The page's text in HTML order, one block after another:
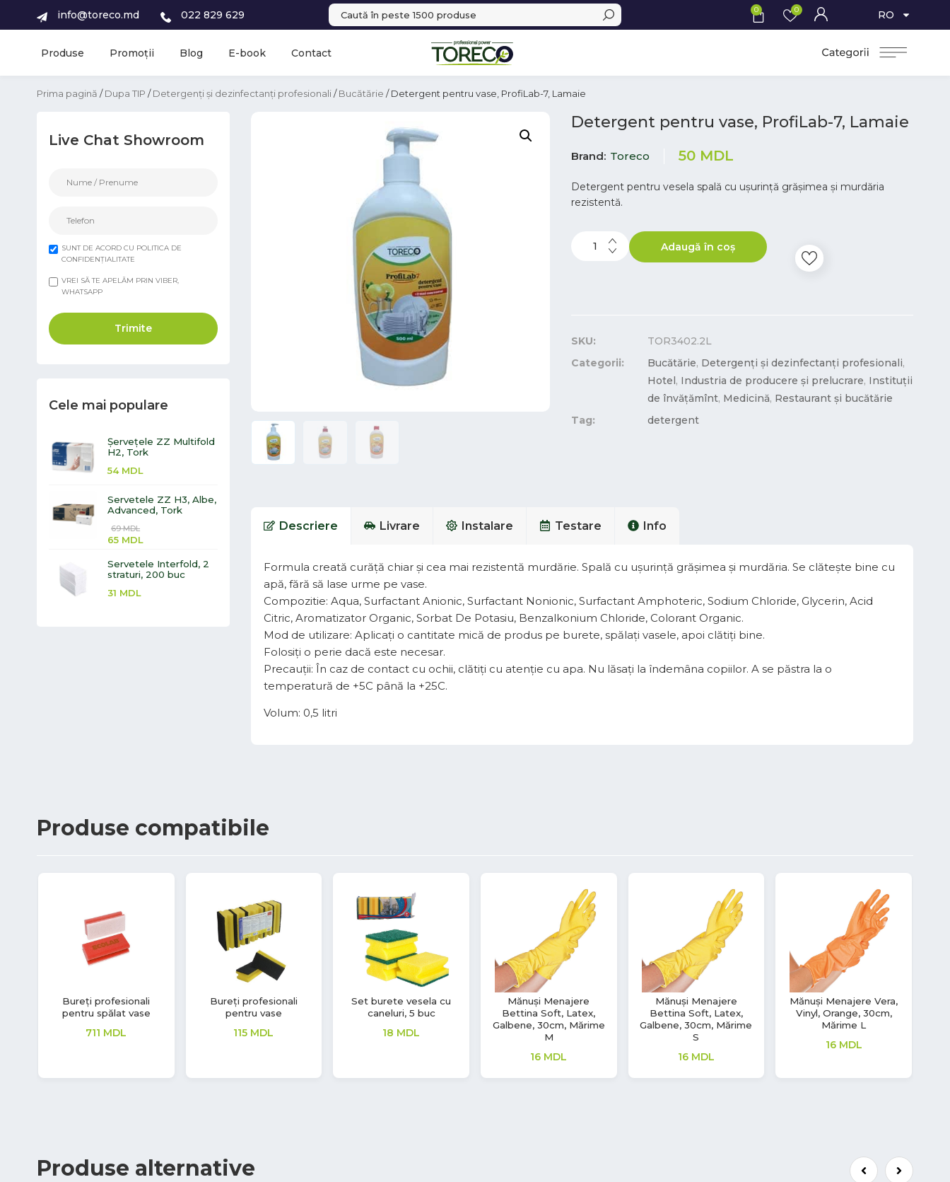
info@toreco.md 022 829 629 0 0 RO
Produse Promoții Blog E-book Contact
Prima pagină /Dupa TIP /Detergenți și dezinfectanți profesionali/Bucătărie / Detergent pentru vase, ProfiLab-7, Lamaie
Live Chat Showroom
SUNT DE ACORD CU POLITICA DE
CONFIDENȚIALITATE
VREI SĂ TE APELĂM PRIN VIBER,
WHATSAPP
Trimite
Cele mai populare
Șervețele ZZ Multifold
H2, Tork
54 MDL
Servetele ZZ H3, Albe,
Advanced, Tork
69MDL
65 MDL
Servetele Interfold, 2
straturi, 200 buc
31 MDL
Detergent pentru vase, ProfiLab-7, Lamaie
Brand Toreco 50 MDL
Detergent pentru vesela spală cu ușurință grășimea și murdăria
rezistentă.
Adaugă în coș
SKU:
TOR3402.2L
Categorii:
Bucătărie, Detergenți și dezinfectanți profesionali,
Hotel, Industria de producere și prelucrare, Instituții
de învățămînt, Medicină, Restaurant și bucătărie
Tag:
detergent
Descriere Livrare Instalare Testare Info
Formula creată curăță chiar și cea mai rezistentă murdărie. Spală cu ușurință grășimea și murdăria. Se clătește bine cu
apă, fără să lase urme pe vase.
Compozitie: Aqua, Surfactant Anionic, Surfactant Nonionic, Surfactant Amphoteric, Sodium Chloride, Glycerin, Acid
Citric, Aromatizator Organic, Sorbat De Potasiu, Benzalkonium Chloride, Colorant Organic.
Mod de utilizare: Aplicați o cantitate mică de produs pe burete, spălați vasele, apoi clătiți bine.
Folosiți o perie dacă este necesar.
Precauții: În caz de contact cu ochii, clătiți cu atenție cu apa. Nu lăsați la îndemâna copiilor. A se păstra la o
temperatură de +5C până la +25C.
Volum: 0,5 litri
Produse compatibile
Bureți profesionali
pentru spălat vase
711 MDL
Bureți profesionali
pentru vase
115 MDL
Set burete vesela cu
caneluri, 5 buc
18 MDL
Mănuși Menajere
Bettina Soft, Latex,
Galbene, 30cm, Mărime
M
16 MDL
Mănuși Menajere
Bettina Soft, Latex,
Galbene, 30cm, Mărime
S
16 MDL
Mănuși Menajere Vera,
Vinyl, Orange, 30cm,
Mărime L
16 MDL
Produse alternative